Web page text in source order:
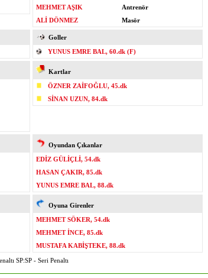
MEHMET AŞIK
Antrenör
ALİ DÖNMEZ
Masör
Goller
YUNUS EMRE BAL, 60.dk (F)
Kartlar
ÖZNER ZAİFOĞLU, 45.dk
SİNAN UZUN, 84.dk
Oyundan Çıkanlar
EDİZ GÜLİÇLİ, 54.dk
HASAN ÇAKIR, 85.dk
YUNUS EMRE BAL, 88.dk
Oyuna Girenler
MEHMET SÖKER, 54.dk
MEHMET İNCE, 85.dk
MUSTAFA KABİŞTEKE, 88.dk
SP:SP - Seri Penaltı